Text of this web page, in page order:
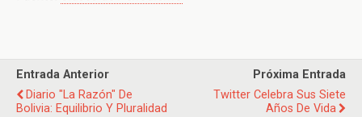
Entrada Anterior
Diario "La Razón" De
Bolivia: Equilibrio Y Pluralidad
Próxima Entrada
Twitter Celebra Sus Siete
Años De Vida